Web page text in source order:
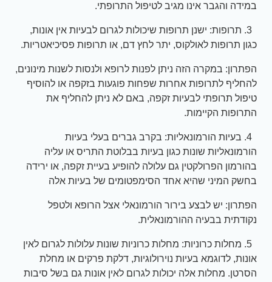
במידה והגבר אינו מגיב לטיפול התרופתי.
3. תרופות: ישנן תרופות שיכולות לגרום לבעיות אין אונות,
כגון תרופות לאולקוס, יתר לחץ דם, או תרופות פסיכיאטריות.
הפתרון: במקרה הזה ניתן לפנות לרופא ולנסות לשנות מינונים,
להחליף לתרופות אחרות שפחות פוגעות בזקפה או להוסיף
טיפול תרופתי לבעיות זקפה, באם לא ניתן להחליף את
התרופות הקיימות.
4. בעיות הורמונאליות: בקרב גברים בעלי בעיות
הורמונאליות שונות כגון בעיות בבלוטת התריס או עליה
בהורמון הפרולקטין גם עלולה להופיע בעיית זקפה, או ירידה
בחשק המיני שהיא אחד הסימפטומים של בעיות אלה
הפתרון: יש לבצע בירור הורמונאלי אצל הרופא ולטפל
נקודתית בבעיה ההורמונאלית.
5. מחלות כרוניות: מחלות כרוניות שונות עלולות לגרום לאין
אונות, לדוגמא בעיות נוירולוגיות, דלקת פרקים או מחלת
הסרטן. מחלות אלה יכולות לגרום לאין אונות גם בשל סיבות